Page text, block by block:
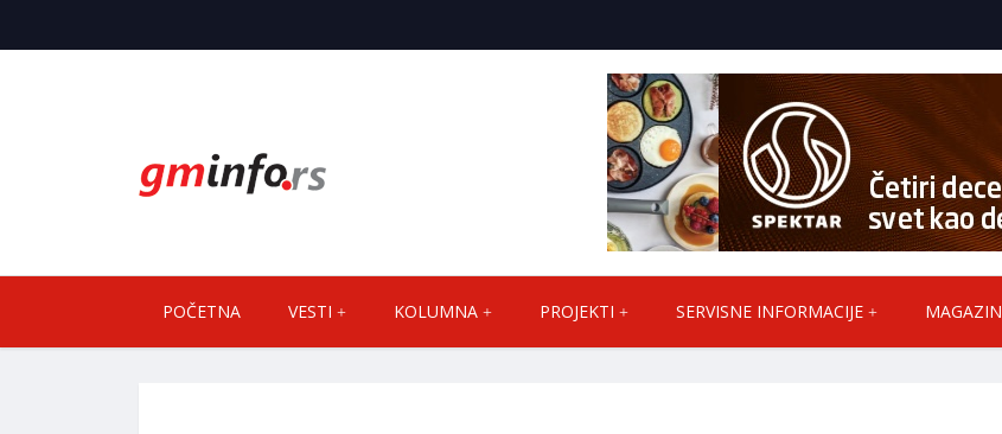
POČETNA VESTI KOLUMNA PROJEKTI SERVISNE INFORMACIJE MAGAZIN